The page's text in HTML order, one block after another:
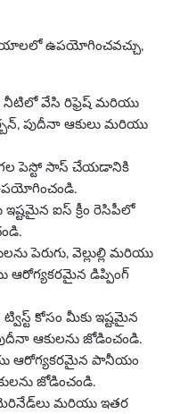
ఉపయోగించవచ్చు,
వేసి రిఫ్రెష్ మరియు
పుదీనా ఆకులు మరియు
పెస్టో సాస్ చేయడానికి
ఇష్టమైన ఐస్ క్రీం రెసిపీలో
పెరుగు, వెల్లుల్లి మరియు
ఆరోగ్యకరమైన డిప్పింగ్
కోసం మీకు ఇష్టమైన
ఆకులను జోడించండి.
ఆరోగ్యకరమైన పానీయం
జోడించండి.
మరియు ఇతర